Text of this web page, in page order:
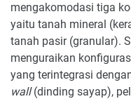
mengakomodasi tiga
yaitu tanah mineral
tanah pasir (granular).
menguraikan
yang terintegrasi
wall(dinding sayap),